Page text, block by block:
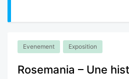
Evenement Exposition
Rosemania – Une